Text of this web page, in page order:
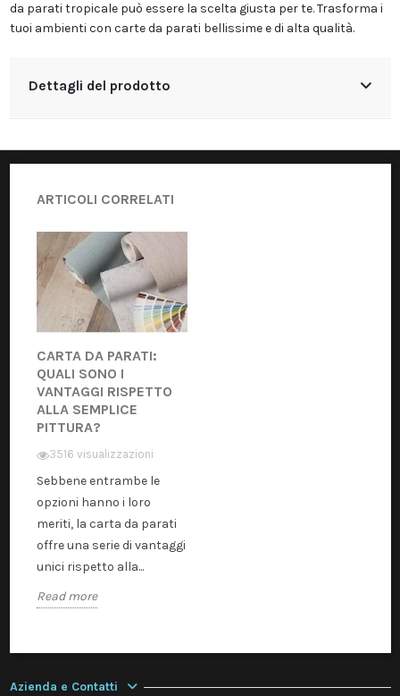
da parati tropicale può essere la scelta giusta per te. Trasforma i
tuoi ambienti con carte da parati bellissime e di alta qualità.
Dettagli del prodotto
ARTICOLI CORRELATI
CARTA DA PARATI:
QUALI SONO I
VANTAGGI RISPETTO
ALLA SEMPLICE
PITTURA?
3516 visualizzazioni
Sebbene entrambe le
opzioni hanno i loro
meriti, la carta da parati
offre una serie di vantaggi
unici rispetto alla...
Read more
Azienda e Contatti